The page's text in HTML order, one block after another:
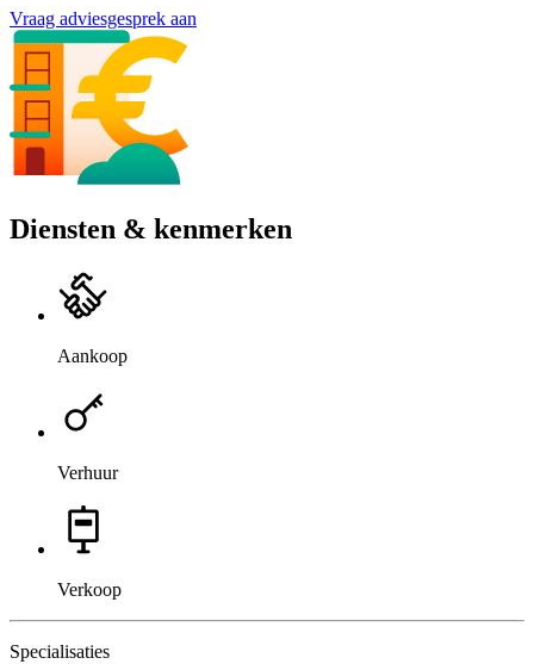
Vraag adviesgesprek aan
Diensten & kenmerken
Aankoop
Verhuur
Verkoop
Specialisaties